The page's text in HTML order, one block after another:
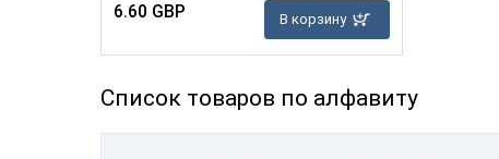
6.60 GBP В корзину
Список товаров по алфавиту